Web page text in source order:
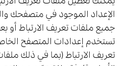
الإعداد الموجود في متصفحك
جميع ملفات تعريف الارتباط أو
تستخدم إعدادات المتصفح
تعريف الارتباط (بما في ذلك